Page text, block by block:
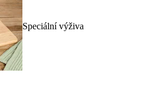
Speciální výživa